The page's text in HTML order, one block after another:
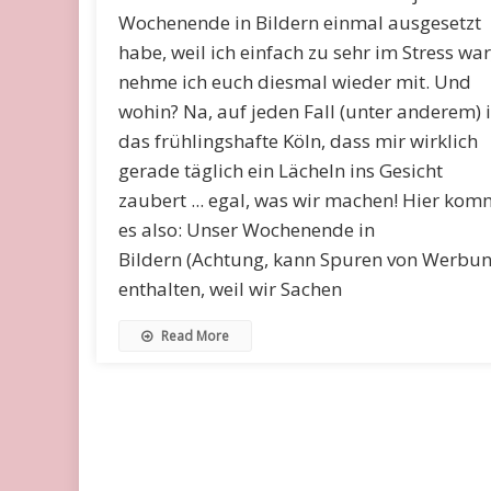
Wochenende in Bildern einmal ausgesetzt
habe, weil ich einfach zu sehr im Stress
nehme ich euch diesmal wieder mit. Und
wohin? Na, auf jeden Fall (unter anderem)
das frühlingshafte Köln, dass mir wirklich
gerade täglich ein Lächeln ins Gesicht
zaubert ... egal, was wir machen! Hier
es also: Unser Wochenende in
Bildern (Achtung, kann Spuren von
enthalten, weil wir Sachen
Read More